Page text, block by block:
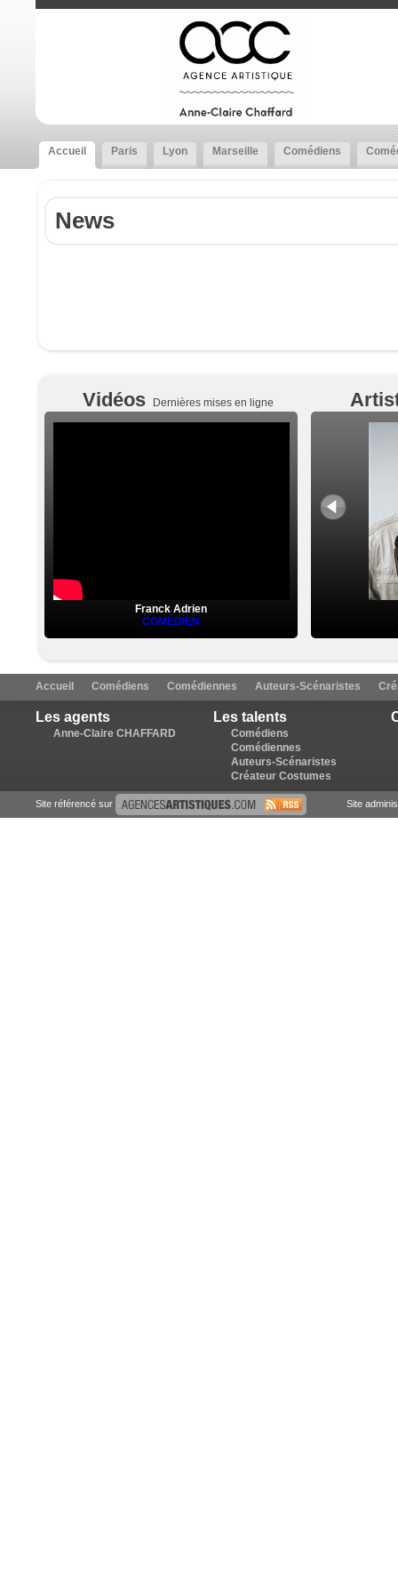
Accueil Paris Lyon Marseille Comédiens
News
Vidéos Dernières mises en ligne
Franck Adrien
COMÉDIEN
Accueil Comédiens Comédiennes Auteurs-Scénaristes
Les agents
Anne-Claire CHAFFARD
Les talents
Comédiens
Comédiennes
Auteurs-Scénaristes
Créateur Costumes
Site référencé sur Site